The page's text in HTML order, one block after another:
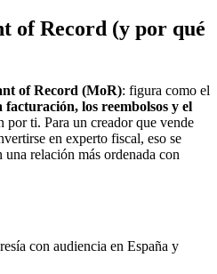
of Record (y por qué
of Record (MoR): figura como el
facturación, los reembolsos y el
por ti. Para un creador que vende
en experto fiscal, eso se
una relación más ordenada con
con audiencia en España y